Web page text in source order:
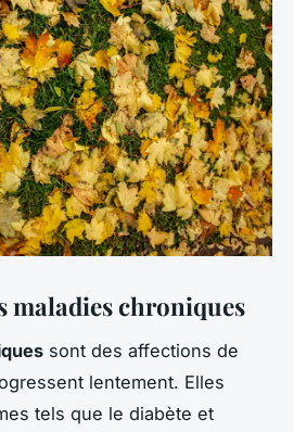
maladies chroniques
sont des affections de
lentement. Elles
tels que le diabète et